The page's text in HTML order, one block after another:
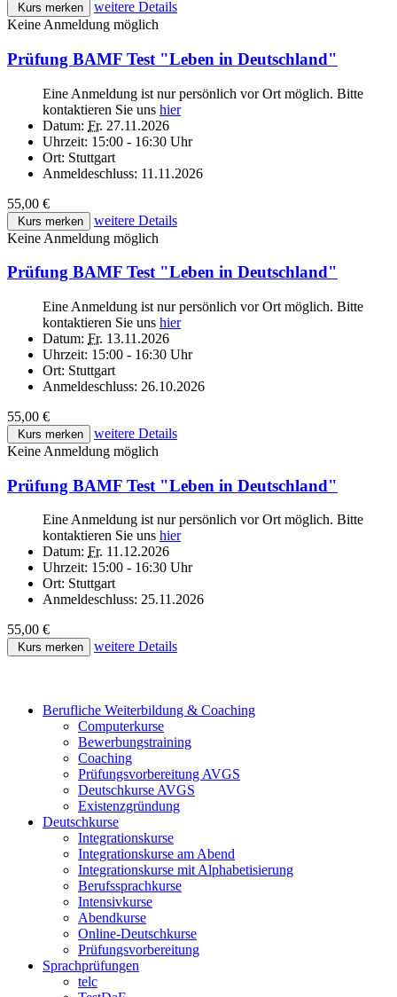
Kurs merken
weitere Details
Keine Anmeldung möglich
Prüfung BAMF Test "Leben in Deutschland"
Eine Anmeldung ist nur persönlich vor Ort möglich. Bitte
kontaktieren Sie uns hier
Datum: Fr. 27.11.2026
Uhrzeit: 15:00 - 16:30 Uhr
Ort: Stuttgart
Anmeldeschluss: 11.11.2026
55,00 €
Kurs merken
weitere Details
Keine Anmeldung möglich
Prüfung BAMF Test "Leben in Deutschland"
Eine Anmeldung ist nur persönlich vor Ort möglich. Bitte
kontaktieren Sie uns hier
Datum: Fr. 13.11.2026
Uhrzeit: 15:00 - 16:30 Uhr
Ort: Stuttgart
Anmeldeschluss: 26.10.2026
55,00 €
Kurs merken
weitere Details
Keine Anmeldung möglich
Prüfung BAMF Test "Leben in Deutschland"
Eine Anmeldung ist nur persönlich vor Ort möglich. Bitte
kontaktieren Sie uns hier
Datum: Fr. 11.12.2026
Uhrzeit: 15:00 - 16:30 Uhr
Ort: Stuttgart
Anmeldeschluss: 25.11.2026
55,00 €
Kurs merken weitere Details
Berufliche Weiterbildung & Coaching
Computerkurse
Bewerbungstraining
Coaching
Prüfungsvorbereitung AVGS
Deutschkurse AVGS
Existenzgründung
Deutschkurse
Integrationskurse
Integrationskurse am Abend
Integrationskurse mit Alphabetisierung
Berufssprachkurse
Intensivkurse
Abendkurse
Online-Deutschkurse
Prüfungsvorbereitung
Sprachprüfungen
telc